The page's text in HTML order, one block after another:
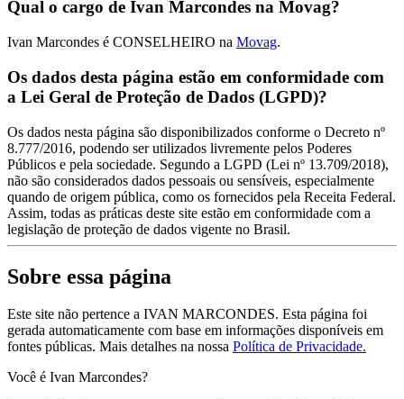
Qual o cargo de Ivan Marcondes na Movag?
Ivan Marcondes é CONSELHEIRO na Movag.
Os dados desta página estão em conformidade com
a Lei Geral de Proteção de Dados (LGPD)?
Os dados nesta página são disponibilizados conforme o Decreto nº
8.777/2016, podendo ser utilizados livremente pelos Poderes
Públicos e pela sociedade. Segundo a LGPD (Lei nº 13.709/2018),
não são considerados dados pessoais ou sensíveis, especialmente
quando de origem pública, como os fornecidos pela Receita Federal.
Assim, todas as práticas deste site estão em conformidade com a
legislação de proteção de dados vigente no Brasil.
Sobre essa página
Este site não pertence a IVAN MARCONDES. Esta página foi
gerada automaticamente com base em informações disponíveis em
fontes públicas. Mais detalhes na nossa Política de Privacidade.
Você é Ivan Marcondes?